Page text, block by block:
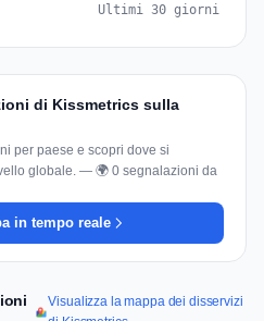
Ultimi 30 giorni
di Kissmetrics sulla
per paese e scopri dove si
globale. — 🌍 0 segnalazioni da
in tempo reale
Visualizza la mappa dei disservizi